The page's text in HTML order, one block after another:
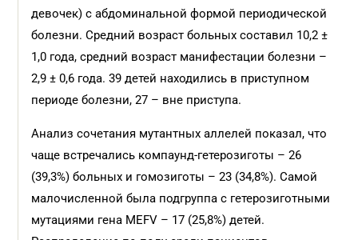
девочек) с абдоминальной формой периодической
болезни. Средний возраст больных составил 10,2 ±
1,0 года, средний возраст манифестации болезни –
2,9 ± 0,6 года. 39 детей находились в приступном
периоде болезни, 27 – вне приступа.
Анализ сочетания мутантных аллелей показал, что
чаще встречались компаунд-гетерозиготы – 26
(39,3%) больных и гомозиготы – 23 (34,8%). Самой
малочисленной была подгруппа с гетерозиготными
мутациями гена MEFV – 17 (25,8%) детей.